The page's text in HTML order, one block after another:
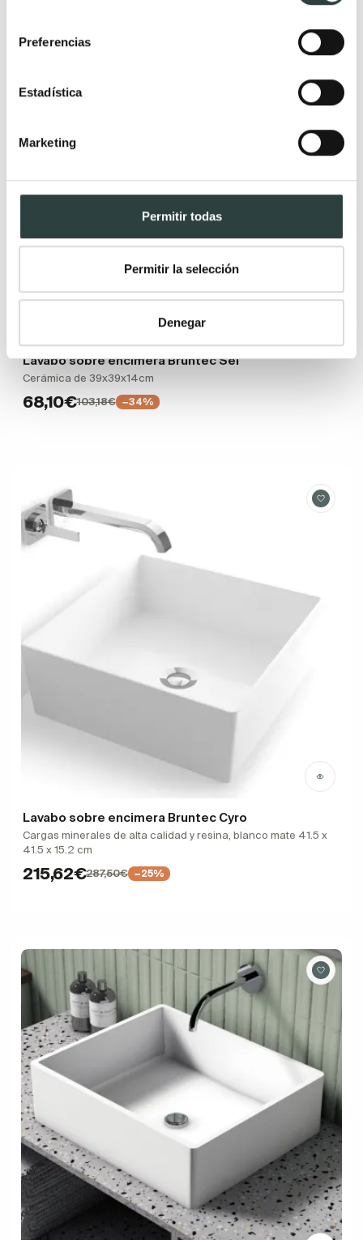
Preferencias
Estadística
Marketing
Permitir todas
Permitir la selección
Denegar
Lavabo sobre encimera Bruntec Sei
Cerámica de 39x39x14cm
68,10€103,18€ −34%
Lavabo sobre encimera Bruntec Cyro
Cargas minerales de alta calidad y resina, blanco mate 41.5 x
41.5 x 15.2 cm
215,62€287,50€ −25%